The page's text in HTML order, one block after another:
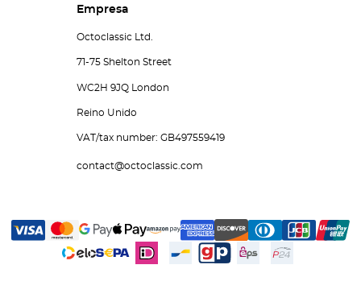
Empresa
Octoclassic Ltd.
71-75 Shelton Street
WC2H 9JQ London
Reino Unido
VAT/tax number: GB497559419
contact@octoclassic.com